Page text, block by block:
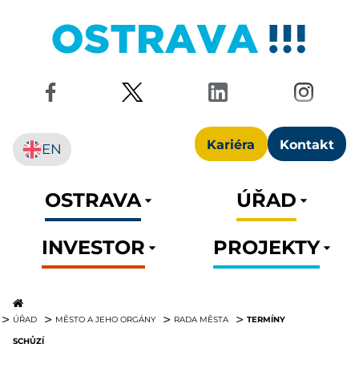
Kariéra Kontakt
EN
OSTRAVA
ÚŘAD
INVESTOR
PROJEKTY
ÚŘAD MĚSTO A JEHO ORGÁNY RADA MĚSTA
TERMÍNY
SCHŮZÍ